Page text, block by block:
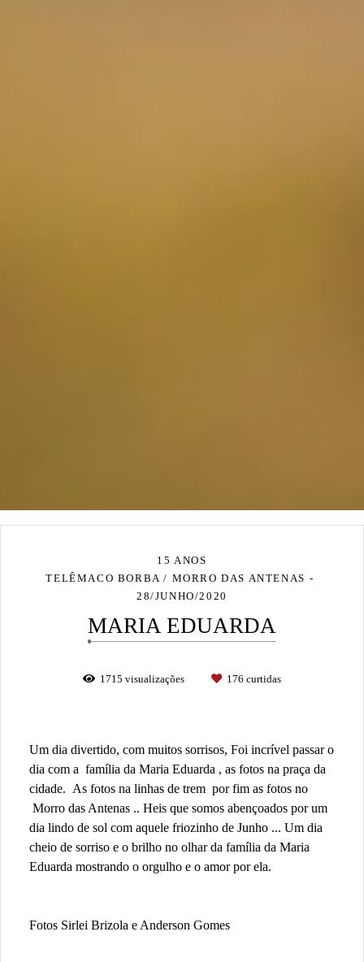
15 ANOS
TELÊMACO BORBA / MORRO DAS ANTENAS
28/JUNHO/2020
MARIA EDUARDA
1715 visualizações 176 curtidas
Um dia divertido, com muitos sorrisos, Foi incrível passar o
dia com a família da Maria Eduarda , as fotos na praça da
cidade. As fotos na linhas de trem por fim as fotos no
Morro das Antenas .. Heis que somos abençoados por um
dia lindo de sol com aquele friozinho de Junho ... Um dia
cheio de sorriso e o brilho no olhar da família da Maria
Eduarda mostrando o orgulho e o amor por ela.
Fotos Sirlei Brizola e Anderson Gomes